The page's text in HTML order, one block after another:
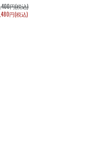
円(税込)
円(税込)